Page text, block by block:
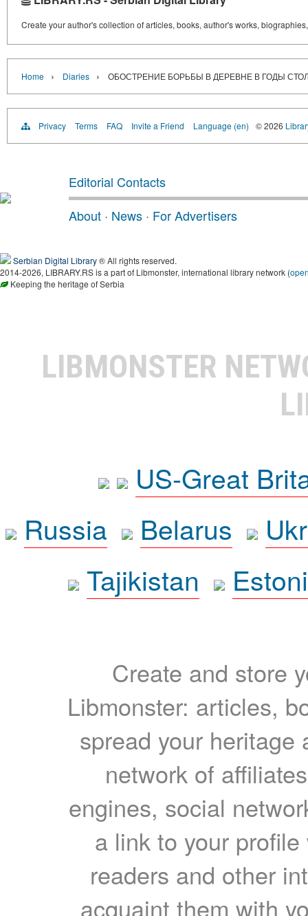
Create your author's collection of articles, books, author's works,
Home › Diaries › ОБОСТРЕНИЕ БОРЬБЫ В ДЕРЕВНЕ В ГОДЫ
Privacy Terms FAQ Invite a Friend Language (en) © 2026
Editorial Contacts
About · News · For Advertisers
Serbian Digital Library® All rights reserved.
2014-2026, LIBRARY.RS is a part of Libmonster, international library network (
Keeping the heritage of Serbia
LIBMONSTER
US-Great
Russia
Belarus
Tajikistan
Create and store
Libmonster: articles,
spread your heritage
network of
engines, social
a link to your
readers and other
acquaint them with